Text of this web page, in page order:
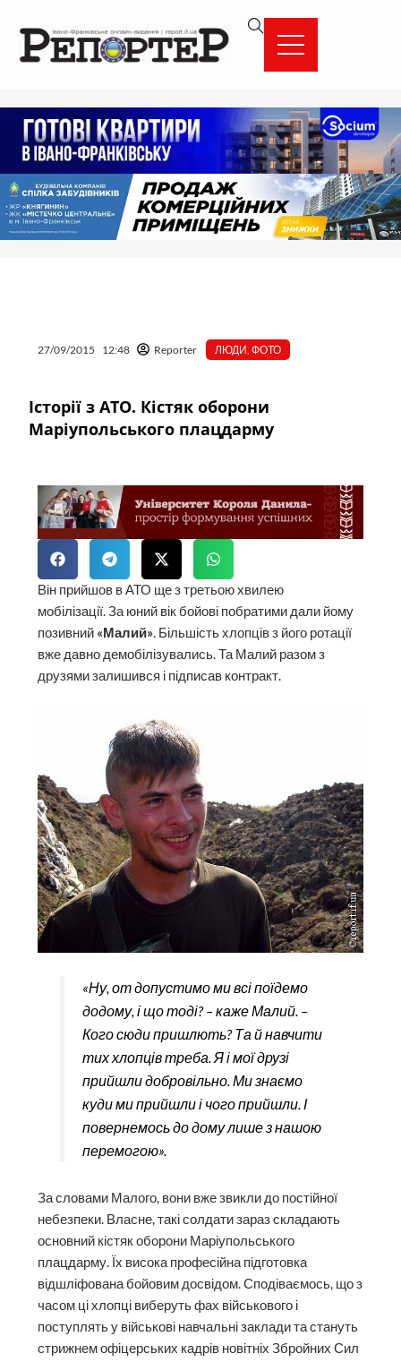
вмісту
27/09/2015 12:48 Reporter ЛЮДИ ,ФОТО
Історії з АТО. Кістяк оборони
Маріупольського плацдарму
Він прийшов в АТО ще з третьою хвилею
мобілізації. За юний вік бойові побратими дали йому
позивний «Малий». Більшість хлопців з його ротації
вже давно демобілізувались. Та Малий разом з
друзями залишився і підписав контракт.
«Ну, от допустимо ми всі поїдемо
додому, і що тоді? – каже Малий. –
Кого сюди пришлють? Та й навчити
тих хлопців треба. Я і мої друзі
прийшли добровільно. Ми знаємо
куди ми прийшли і чого прийшли. І
повернемось до дому лише з нашою
перемогою».
За словами Малого, вони вже звикли до постійної
небезпеки. Власне, такі солдати зараз складають
основний кістяк оборони Маріупольського
плацдарму. Їх висока професійна підготовка
відшліфована бойовим досвідом. Сподіваємось, що з
часом ці хлопці виберуть фах військового і
поступлять у військові навчальні заклади та стануть
стрижнем офіцерських кадрів новітніх Збройних Сил